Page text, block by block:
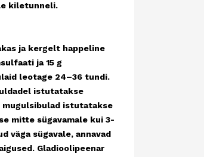
kiletunneli.
ja kergelt happeline
ja 15 g
leotage 24–36 tundi.
istutatakse
mugulsibulad istutatakse
mitte sügavamale kui 3-
väga sügavale, annavad
Gladioolipeenar